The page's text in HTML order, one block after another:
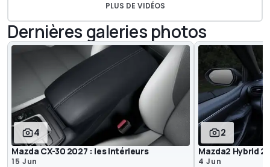
PLUS DE VIDÉOS
Dernières galeries photos
4
Mazda CX-30 2027 : les intérieurs
15 Jun
2
Mazda2 Hybrid
4 Jun